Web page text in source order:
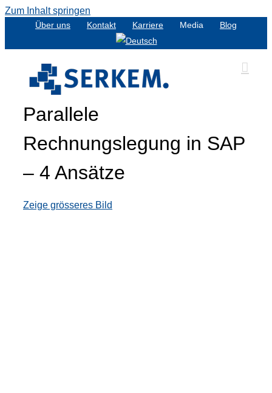
Zum Inhalt springen
Über uns Kontakt Karriere Media Blog
Zeige grösseres Bild
Parallele
Rechnungslegung in SAP
– 4 Ansätze